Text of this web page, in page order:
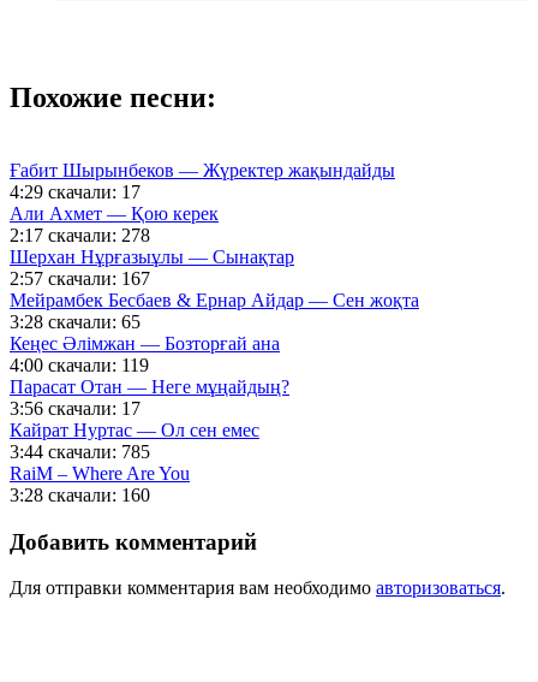
Похожие песни:
Ғабит Шырынбеков — Жүректер жақындайды
4:29 скачали: 17
Али Ахмет — Қою керек
2:17 скачали: 278
Шерхан Нұрғазыұлы — Сынақтар
2:57 скачали: 167
Мейрамбек Бесбаев & Ернар Айдар — Сен жоқта
3:28 скачали: 65
Кеңес Әлімжан — Бозторғай ана
4:00 скачали: 119
Парасат Отан — Неге мұңайдың?
3:56 скачали: 17
Кайрат Нуртас — Ол сен емес
3:44 скачали: 785
RaiM – Where Are You
3:28 скачали: 160
Добавить комментарий
Для отправки комментария вам необходимо авторизоваться.